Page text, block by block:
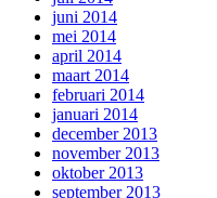
juni 2014
mei 2014
april 2014
maart 2014
februari 2014
januari 2014
december 2013
november 2013
oktober 2013
september 2013